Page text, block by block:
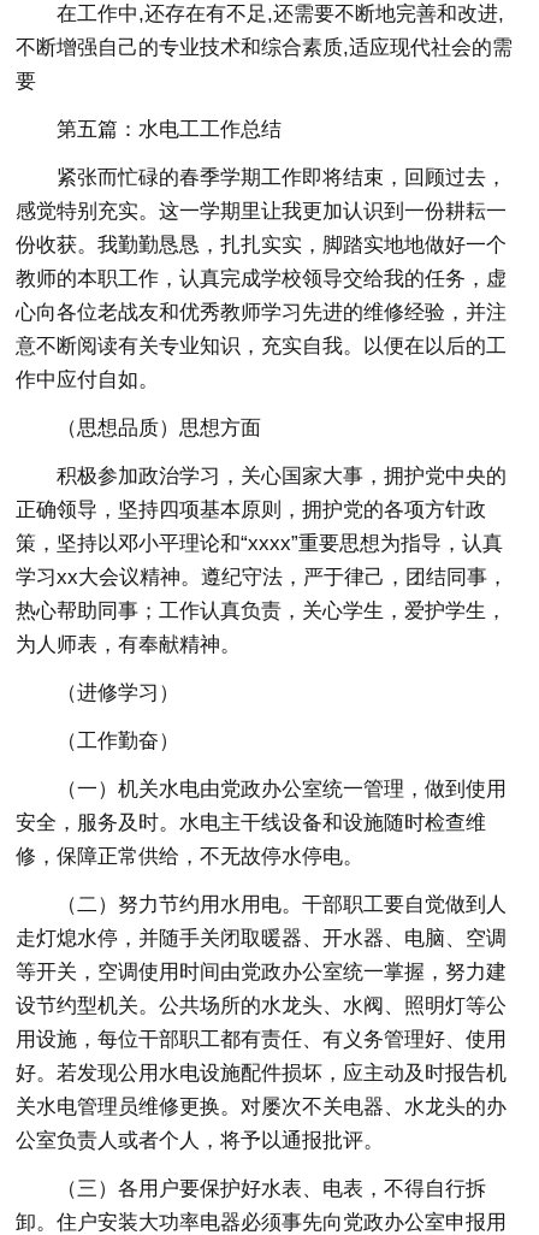
在工作中,还存在有不足,还需要不断地完善和改进,
不断增强自己的专业技术和综合素质,适应现代社会的需
要
第五篇：水电工工作总结
紧张而忙碌的春季学期工作即将结束，回顾过去，
感觉特别充实。这一学期里让我更加认识到一份耕耘一
份收获。我勤勤恳恳，扎扎实实，脚踏实地地做好一个
教师的本职工作，认真完成学校领导交给我的任务，虚
心向各位老战友和优秀教师学习先进的维修经验，并注
意不断阅读有关专业知识，充实自我。以便在以后的工
作中应付自如。
（思想品质）思想方面
积极参加政治学习，关心国家大事，拥护党中央的
正确领导，坚持四项基本原则，拥护党的各项方针政
策，坚持以邓小平理论和“xxxx”重要思想为指导，认真
学习xx大会议精神。遵纪守法，严于律己，团结同事，
热心帮助同事；工作认真负责，关心学生，爱护学生，
为人师表，有奉献精神。
（进修学习）
（工作勤奋）
（一）机关水电由党政办公室统一管理，做到使用
安全，服务及时。水电主干线设备和设施随时检查维
修，保障正常供给，不无故停水停电。
（二）努力节约用水用电。干部职工要自觉做到人
走灯熄水停，并随手关闭取暖器、开水器、电脑、空调
等开关，空调使用时间由党政办公室统一掌握，努力建
设节约型机关。公共场所的水龙头、水阀、照明灯等公
用设施，每位干部职工都有责任、有义务管理好、使用
好。若发现公用水电设施配件损坏，应主动及时报告机
关水电管理员维修更换。对屡次不关电器、水龙头的办
公室负责人或者个人，将予以通报批评。
（三）各用户要保护好水表、电表，不得自行拆
卸。住户安装大功率电器必须事先向党政办公室申报用